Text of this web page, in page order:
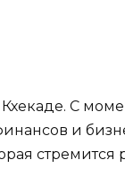
С
и
стремится